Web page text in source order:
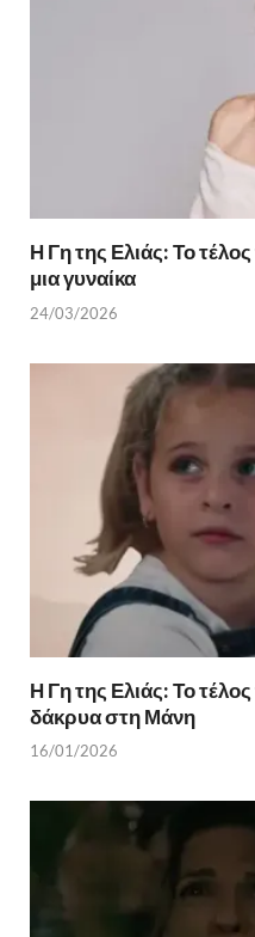
Η Γη της Ελιάς: Το
μια γυναίκα
24/03/2026
Η Γη της Ελιάς: Το
δάκρυα στη Μάνη
16/01/2026